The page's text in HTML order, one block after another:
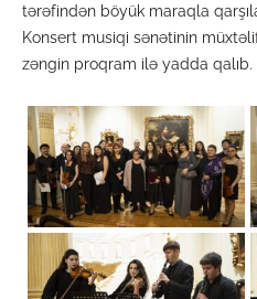
tərəfindən böyük maraqla
Konsert musiqi sənətinin
zəngin proqram ilə yadda qalıb.